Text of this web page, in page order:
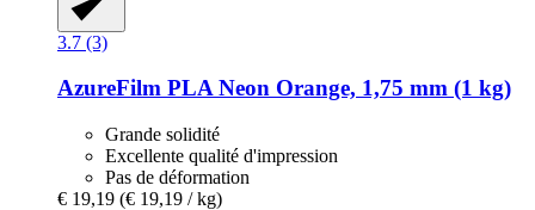
3.7 (3)
AzureFilm PLA Neon Orange, 1,75 mm (1 kg)
Grande solidité
Excellente qualité d'impression
Pas de déformation
€ 19,19 (€ 19,19 / kg)